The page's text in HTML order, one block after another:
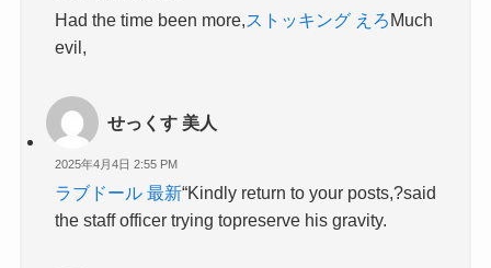
Had the time been more,ストッキング えろMuch
evil,
せっくす 美人
2025年4月4日 2:55 PM
ラブドール 最新“Kindly return to your posts,?said
the staff officer trying topreserve his gravity.